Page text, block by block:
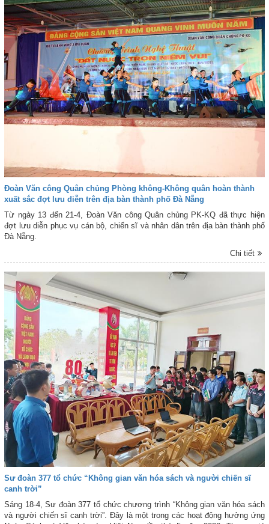
Đoàn Văn công Quân chủng Phòng không-Không quân hoàn thành
xuất sắc đợt lưu diễn trên địa bàn thành phố Đà Nẵng
Từ ngày 13 đến 21-4, Đoàn Văn công Quân chủng PK-KQ đã thực hiện
đợt lưu diễn phục vụ cán bộ, chiến sĩ và nhân dân trên địa bàn thành phố
Đà Nẵng.
Chi tiết
Sư đoàn 377 tổ chức “Không gian văn hóa sách và người chiến sĩ
canh trời”
Sáng 18-4, Sư đoàn 377 tổ chức chương trình “Không gian văn hóa sách
và người chiến sĩ canh trời”. Đây là một trong các hoạt động hưởng ứng